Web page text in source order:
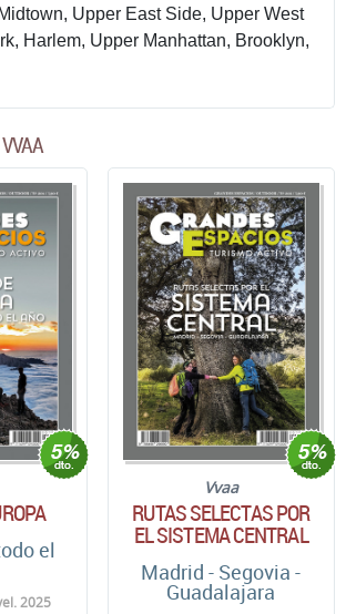
Upper East Side, Upper West
Harlem, Upper Manhattan, Brooklyn,
el
2025
Vvaa
RUTAS SELECTAS POR
EL SISTEMA CENTRAL
Madrid - Segovia -
Guadalajara